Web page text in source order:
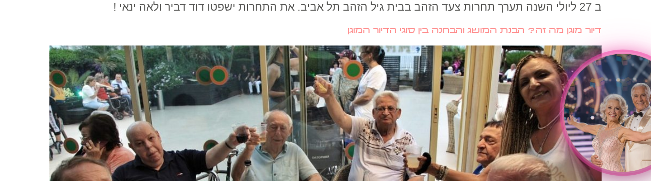
ב 27 ליולי השנה תערך תחרות צעד הזהב בבית גיל הזהב תל אביב. את התחרות ישפטו דוד דביר ולאה ינאי !
דיור מוגן מה זה? הבנת המושג והבחנה בין סוגי הדיור המוגן